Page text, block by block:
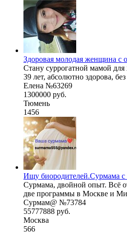
Здоровая молодая женщина с
Стану суррогатной мамой
39 лет, абсолютно здорова,
Елена №63269
1300000 руб.
Тюмень
1456
Ищу биородителей.Сурмама
Сурмама, двойной опыт. Всё
две программы в Москве и
Сурмам@ №73784
55777888 руб.
Москва
566